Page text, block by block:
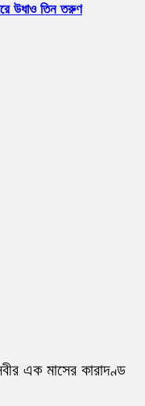
উধাও তিন তরুণ
এক মাসের কারাদণ্ড